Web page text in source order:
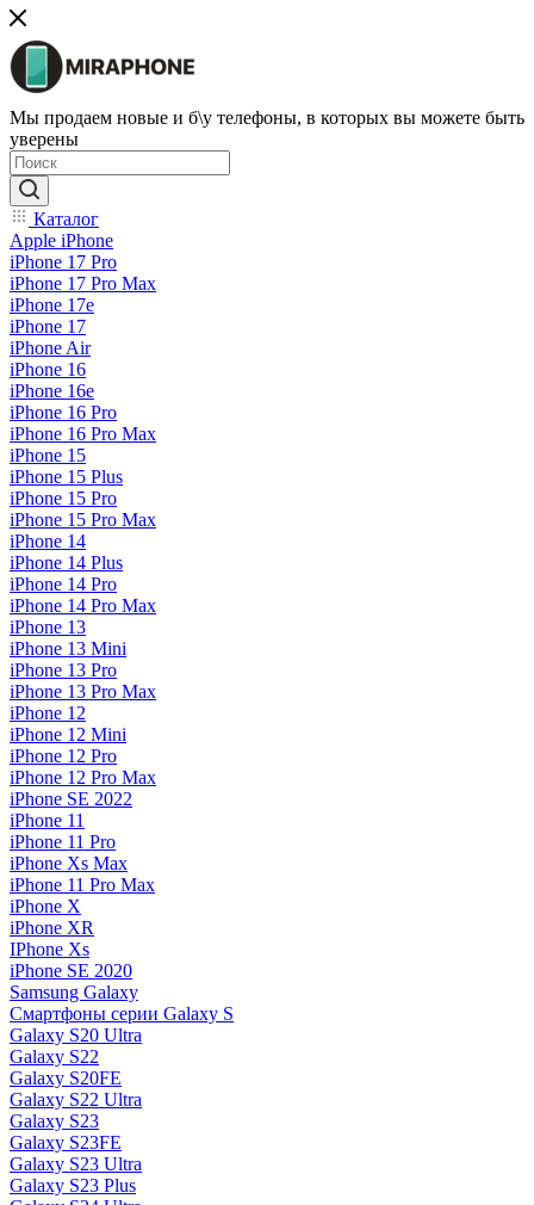
Мы продаем новые и б\у телефоны, в которых вы можете быть
уверены
Каталог
Apple iPhone
iPhone 17 Pro
iPhone 17 Pro Max
iPhone 17e
iPhone 17
iPhone Air
iPhone 16
iPhone 16e
iPhone 16 Pro
iPhone 16 Pro Max
iPhone 15
iPhone 15 Plus
iPhone 15 Pro
iPhone 15 Pro Max
iPhone 14
iPhone 14 Plus
iPhone 14 Pro
iPhone 14 Pro Max
iPhone 13
iPhone 13 Mini
iPhone 13 Pro
iPhone 13 Pro Max
iPhone 12
iPhone 12 Mini
iPhone 12 Pro
iPhone 12 Pro Max
iPhone SE 2022
iPhone 11
iPhone 11 Pro
iPhone Xs Max
iPhone 11 Pro Max
iPhone X
iPhone XR
IPhone Xs
iPhone SE 2020
Samsung Galaxy
Смартфоны серии Galaxy S
Galaxy S20 Ultra
Galaxy S22
Galaxy S20FE
Galaxy S22 Ultra
Galaxy S23
Galaxy S23FE
Galaxy S23 Ultra
Galaxy S23 Plus